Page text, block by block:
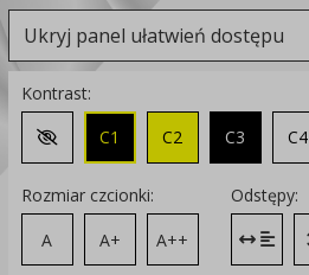
Ukryj panel ułatwień dostępu
Kontrast:
Zmień kontrast na domyślny
C1 C2 C3 C4
Rozmiar czcionki:
A
A+ A++
Odstępy: